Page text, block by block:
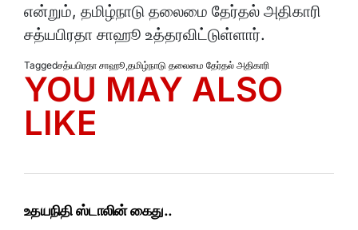
என்றும், தமிழ்நாடு தலைமை தேர்தல் அதிகாரி
சத்யபிரதா சாஹூ உத்தரவிட்டுள்ளார்.
Taggedசத்யபிரதா சாஹூ,தமிழ்நாடு தலைமை தேர்தல் அதிகாரி
YOU MAY ALSO
LIKE
உதயநிதி ஸ்டாலின் கைது..